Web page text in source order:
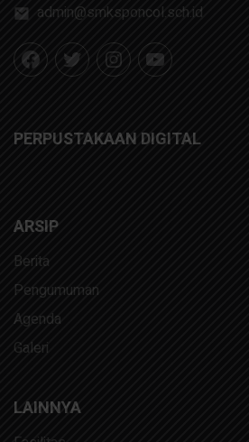
admin@smksponcol.sch.id
PERPUSTAKAAN DIGITAL
ARSIP
Berita
Pengumuman
Agenda
Galeri
LAINNYA